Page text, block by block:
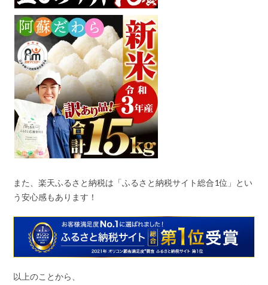
また、楽天ふるさと納税は「ふるさと納税サイト総合1位」とい
う安心感もあります！
以上のことから、